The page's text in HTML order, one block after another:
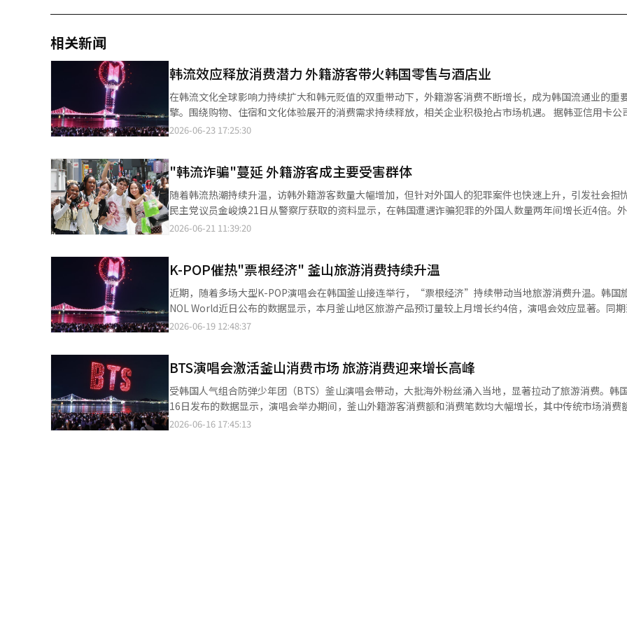
相关新闻
韩流效应释放消费潜力 外籍游客带火韩国零售与酒店业
在韩流文化全球影响力持续扩大和韩元贬值的双重带动下，外籍游客消费不断增长，成为韩国流通业的重
擎。围绕购物、住宿和文化体验展开的消费需求持续释放，相关企业积极抢占市场机遇。 据韩亚信用卡公司23日发
布的数据，今年第一季度，新世界百货总店外籍顾客信用卡消费额同比增长98%，远高于同期光化门和明
提升外籍游客购物便利性。为吸引入境消费需求，新世界骊州名品奥特莱斯也增加首尔直达巴士班次，并扩
籍游客的一日游项目。 韩国美妆和时尚产业同样明显受益于外籍游客增长。希杰（CJ）集团旗下健康美妆集合店欧
利芙洋（Olive Young）数据显示，今年3月和6月大型促销期间，到店购物的外籍游客数量较3年前增长11
销期间，非首都圈门店外籍顾客销售额同比增长72%，高于全国平均水平。同期，Olive Young全球线上商
同比增长超过180%，反映出海外消费者对韩国美妆产品的关注度持续提升。 韩国时尚电商平台MUSINSA位于首尔圣
40%。同期，MUSINSA全球线上商城交易额同比增长81%，新增会员数量接近翻倍，线下热度正持续带动
店出现满房现象。部分酒店外籍住客占比较去年同期提升40个百分点以上，部分酒店外籍住客占比达到七
经济对住宿和旅游消费的拉动作用明显。 业内人士认为，当前外籍游客消费增长已不仅是汇率因素推动，更反映出全
球消费者对韩国文化和生活方式的持续关注。随着购物、演出和住宿等体验型消费需求增加，越来越多游客
迎接BTS世界巡演釜山站演出，釜山广安里海水浴场上空举行无人机灯光秀。 【图片来源 韩联社】
2026-06-23 17:25:30
"韩流诈骗"蔓延 外籍游客成主要受害群体
随着韩流热潮持续升温，访韩外籍游客数量大幅增加，但针对外国人的犯罪案件也快速上升，引发社会担忧。 据
民主党议员金峻焕21日从警察厅获取的资料显示，在韩国遭遇诈骗犯罪的外国人数量两年间增长近4倍。
受害者人数从2023年的5307人增至2024年的8671人，去年激增至1.9907万人。 其中，利用韩流热度实施的所
天都会出现。 此外，本月12日至13日举行的男团BTS釜山演唱会期间，警方受理的5起针对外国游客的犯罪案件中，
有3起为诈骗案件。 外国人在韩国遭受犯罪侵害的整体犯罪受害规模也持续扩大。数据显示，外国人犯罪受害者人数
从2023年的2.8048万人增至去年的5.0975万人，两年间增长81.7%。其中，杀人案件受害者由12人增至20
案件受害者由197人增至238人；包括诈骗在内的侵占、欺诈等智能型犯罪受害者人数则从7475人增至
增长近3倍。 专家指出，针对外国人的犯罪案件增加，可能给韩国旅游产业和国家形象带来负面影响。随着因韩国文
示：“随着访韩外国人不断增加，政府有必要尽快制定并完善防止外国人遭受犯罪侵害的相关对策。” 另一方面，据
韩国旅游数据统计系统统计，2023年访韩外国游客为1103.1665万人次，2024年增至1893.6562万人次，
71.7%，创下历史新高。 外籍游客在明洞拍照留念【图片来源 韩联社】
2026-06-21 11:39:20
K-POP催热"票根经济" 釜山旅游消费持续升温
近期，随着多场大型K-POP演唱会在韩国釜山接连举行，“票根经济”持续带动当地旅游消费升温。韩国
NOL World近日公布的数据显示，本月釜山地区旅游产品预订量较上月增长约4倍，演唱会效应显著。同
的外籍游客人均购买2.6件商品，反映出与亲友同行的旅游需求持续增加。 数据显示，本月购买釜山演唱会门票的消
务最受外籍游客欢迎，体现出演唱会带动跨地区旅游需求不断增长。 此外，长焦镜头手机租赁、面向粉丝定制的一日
游等K-POP主题旅游产品也受到广泛关注。作为釜山代表性旅游项目之一，釜山海云台蓝线公园（Blue
海滨列车乘车券销量较上月增长135%，反映出“演唱会+旅游”的消费模式正逐渐成为海外游客的新选择。 业
士认为，这一成绩也得益于NOL World与釜山观光公社的合作。此前，双方面向全球K-POP粉丝推出结合
施的旅游套餐，产品上市后迅速售罄，市场反响热烈。自今年4月起，双方还联合推出面向外籍游客的釜山
2026-06-19 12:48:37
BTS演唱会激活釜山消费市场 旅游消费迎来增长高峰
受韩国人气组合防弹少年团（BTS）釜山演唱会带动，大批海外粉丝涌入当地，显著拉动了旅游消费。韩
16日发布的数据显示，演唱会举办期间，釜山外籍游客消费额和消费笔数均大幅增长，其中传统市场消费
接近翻倍。 韩国BC卡基于釜山地区加盟商交易数据，对约5.47万名外籍游客在演唱会周（6月7日至13日）的消费情
2026-06-16 17:45:13